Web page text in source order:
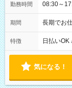
勤務時間 08:30～
期間 長期でお
特徴 日払いOK
気になる！